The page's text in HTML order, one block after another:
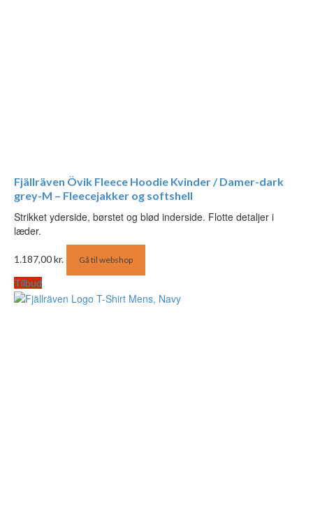
Fjällräven Övik Fleece Hoodie Kvinder / Damer-dark
grey-M – Fleecejakker og softshell
Strikket yderside, børstet og blød inderside. Flotte detaljer i
læder.
1.187,00kr. Gå til webshop
Tilbud